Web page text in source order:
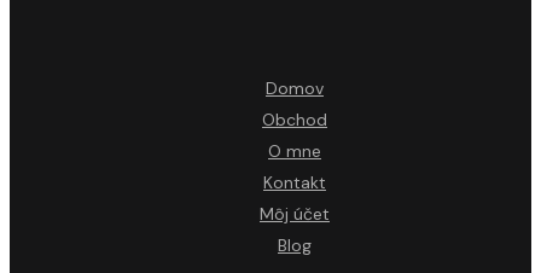
Domov
Obchod
O mne
Kontakt
Môj účet
Blog